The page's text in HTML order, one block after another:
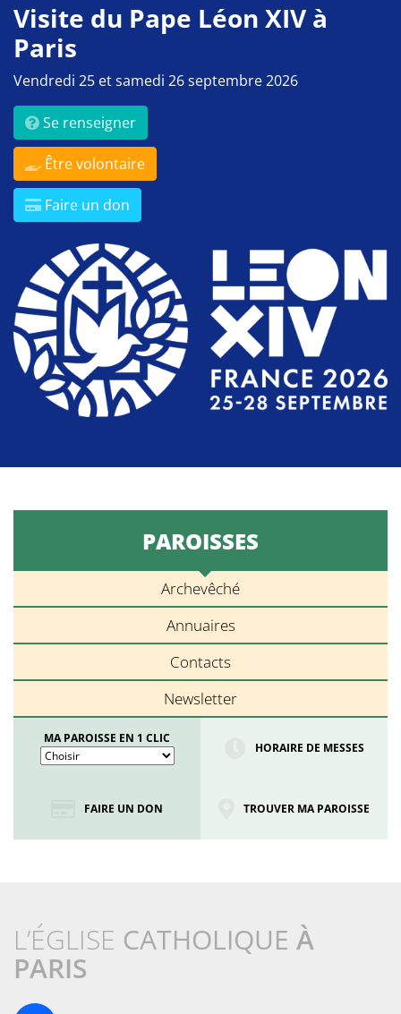
Visite du Pape Léon XIV à
Paris
Vendredi 25 et samedi 26 septembre 2026
Se renseigner
Être volontaire
Faire un don
PAROISSES
Archevêché
Annuaires
Contacts
Newsletter
MA PAROISSE EN 1 CLIC
HORAIRE DE MESSES
FAIRE UN DON TROUVER MA PAROISSE
L’ÉGLISE CATHOLIQUE À
PARIS